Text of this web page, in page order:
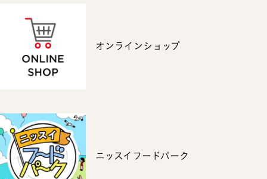
オンラインショップ
ニッスイフードパーク